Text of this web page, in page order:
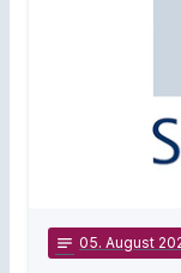
notes 05. August